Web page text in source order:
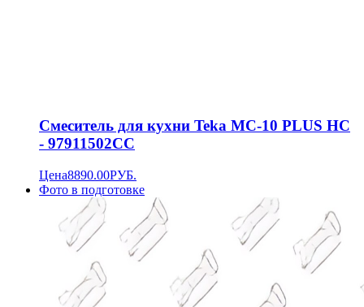
Смеситель для кухни Teka MC-10 PLUS HC
- 97911502CC
Цена8890.00РУБ.
Фото в подготовке